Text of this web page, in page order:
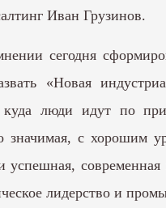
Иван Грузинов.
сегодня
«Новая
куда люди идут по
значимая, с хорошим
современная
лидерство и